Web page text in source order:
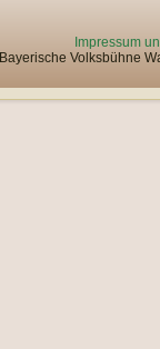
Impressum
Bayerische Volksbühne